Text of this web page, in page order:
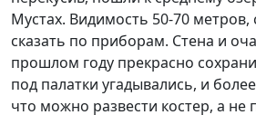
Мустах. Видимость 50-70
сказать по приборам. Стена и
прошлом году прекрасно
под палатки угадывались, и
что можно развести костер, а не